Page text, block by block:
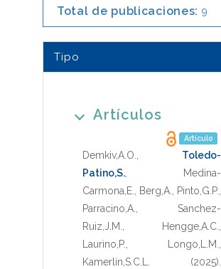
Total de publicaciones: 9
Tipo
Artículos
Artículo
Demkiv,A.O., Toledo-
Patino,S.,
Medina-
Carmona,E., Berg,A., Pinto,G.P.,
Parracino,A., Sanchez-
Ruiz,J.M., Hengge,A.C.,
Laurino,P., Longo,L.M.,
Kamerlin,S.C.L.
(2025).